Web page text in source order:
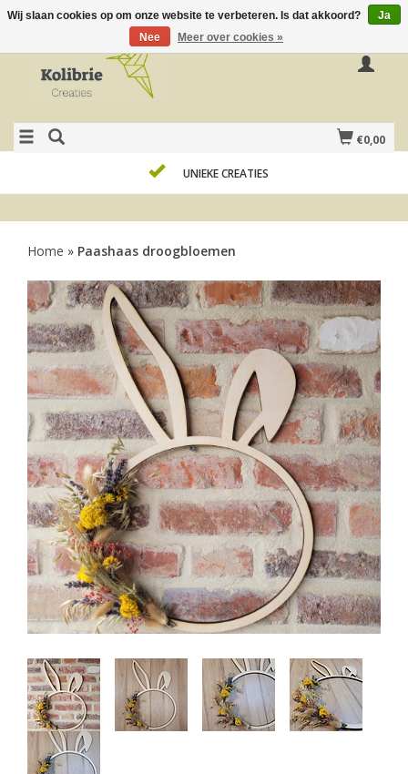
€0,00
UNIEKE CREATIES
Home » Paashaas droogbloemen
Wij slaan cookies op om onze website te verbeteren. Is dat akkoord?
Ja
Nee
Meer over cookies »